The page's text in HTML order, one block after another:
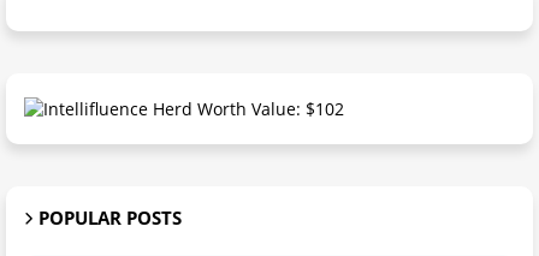
POPULAR POSTS